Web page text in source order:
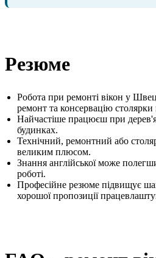
Резюме
Робота при ремонті вікон у
ремонт та консервацію столярки
Найчастіше працюєш при
будинках.
Технічний, ремонтний або
великим плюсом.
Знання англійської може
роботі.
Професійне резюме підвищує
хорошої пропозиції